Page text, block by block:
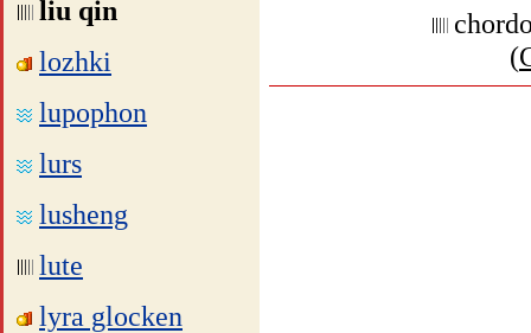
liu qin
lozhki
lupophon
lurs
lusheng
lute
lyra glocken
(